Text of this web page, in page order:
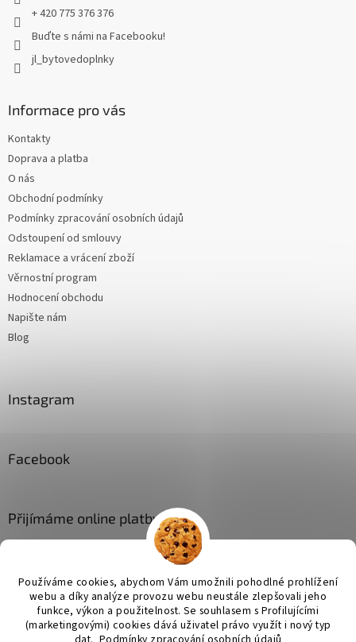
Používáme cookies, abychom Vám umožnili pohodlné prohlížení
webu a díky analýze provozu webu neustále zlepšovali jeho
funkce, výkon a použitelnost. Se souhlasem s Profilujícími
(marketingovými) cookies dává uživatel právo využít i nový typ
+ 420 775 376 376
Buďte s námi na Facebooku!
jl_bytovedoplnky
Informace pro vás
Kontakty
Doprava a platba
O nás
Obchodní podmínky
Podmínky zpracování osobních údajů
Odstoupení od smlouvy
Reklamace a vrácení zboží
Věrnostní program
Hodnocení obchodu
Napište nám
Blog
Instagram
Facebook
Přijímáme online platby
Vytvořil Shoptet